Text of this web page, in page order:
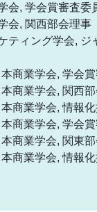
会, 学会賞審査委
会, 関西部会理事
ティング学会,
商業学会, 学会
商業学会, 関西
商業学会, 情報
商業学会, 学会
商業学会, 関東
商業学会, 情報